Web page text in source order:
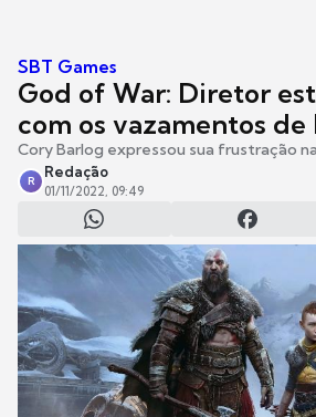
SBT Games
God of War: Diretor
com os vazamentos de
Cory Barlog expressou sua frustração
R
Redação
01/11/2022, 09:49